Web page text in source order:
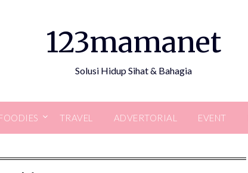
123mamanet
Solusi Hidup Sihat & Bahagia
TRAVEL ADVERTORIAL EVENT